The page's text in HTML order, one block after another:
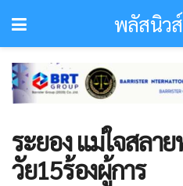
พลัสนิว
ระยอง แม่ใจสลา
วัย15ร้องผู้การ